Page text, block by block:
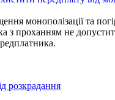
монополізації та
з проханням не
розкрадання